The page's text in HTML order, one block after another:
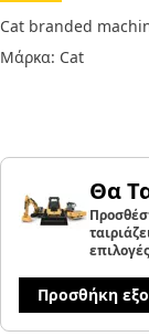
Cat branded
Μάρκα: Cat
Θα
Προσθήκη